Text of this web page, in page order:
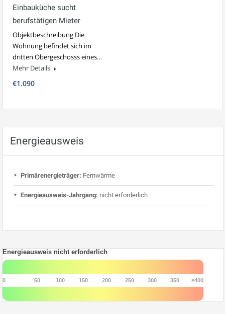
Einbauküche sucht
berufstätigen Mieter
Objektbeschreibung Die
Wohnung befindet sich im
dritten Obergeschosss eines…
Mehr Details
€1.090
Energieausweis
Primärenergieträger: Fernwärme
Energieausweis-Jahrgang: nicht erforderlich
Energieausweis nicht erforderlich
0 50 100 150 200 250 300 350 ≥400